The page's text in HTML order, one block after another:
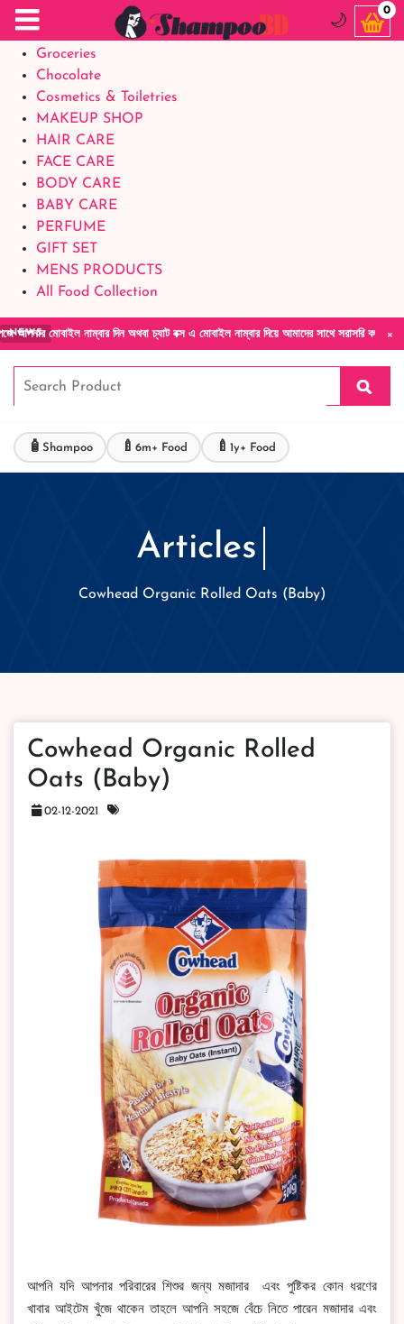
Food Supplements
Baby Foods
Groceries
Chocolate
Cosmetics & Toiletries
MAKEUP SHOP
HAIR CARE
FACE CARE
BODY CARE
BABY CARE
PERFUME
GIFT SET
MENS PRODUCTS
All Food Collection
×
NEWSনাম্বার দিন অথবা চ্যাট বক্স এ মোবাইল নাম্বার দিয়ে আমাদের সাথে সরাসরি কথা বলুন|
🌙
0
🧴 Shampoo 🍼 6m+ Food 🍼 1y+ Food
Articles
Cowhead Organic Rolled Oats (Baby)
Cowhead Organic Rolled
Oats (Baby)
02-12-2021
আপনি যদি আপনার পরিবারের শিশুর জন্য মজাদার এবং পুষ্টিকর কোন ধরণের
খাবার আইটেম খুঁজে থাকেন তাহলে আপনি সহজে বেঁচে নিতে পারেন মজাদার এবং